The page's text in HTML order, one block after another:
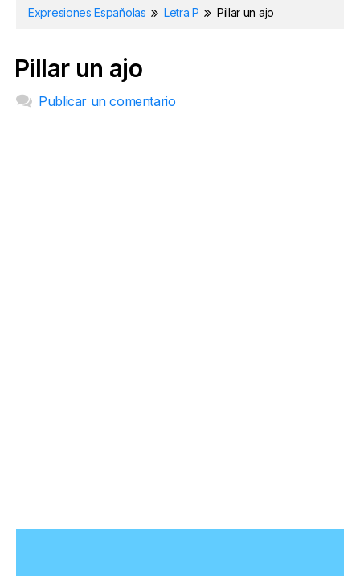
Expresiones Españolas Letra P Pillar un ajo
Pillar un ajo
Publicar un comentario